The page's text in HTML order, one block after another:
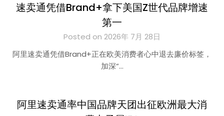
速卖通凭借Brand+拿下美国Z世代品牌增速
第一
Posted on 2026年 7月 28日
阿里速卖通凭借Brand+正在欧美消费者心中退去廉价标签，
加深“…
阿里速卖通率中国品牌天团出征欧洲最大消